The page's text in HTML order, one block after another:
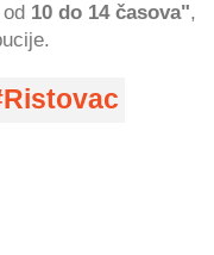
10 do 14 časova",
Ristovac